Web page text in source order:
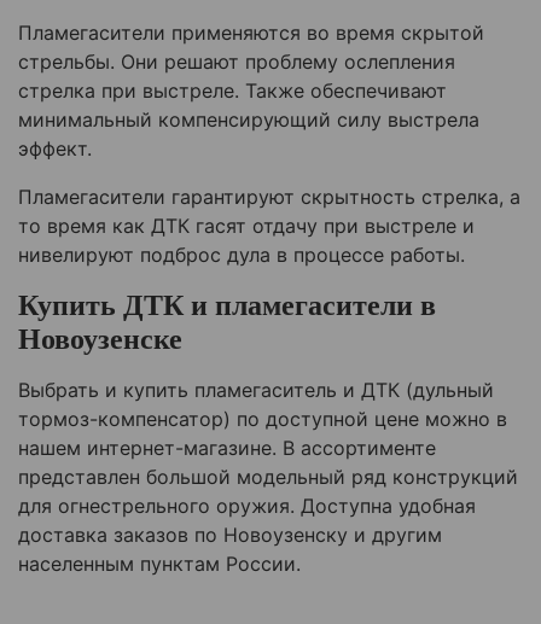
Пламегасители применяются во время скрытой
стрельбы. Они решают проблему ослепления
стрелка при выстреле. Также обеспечивают
минимальный компенсирующий силу выстрела
эффект.
Пламегасители гарантируют скрытность стрелка, а
то время как ДТК гасят отдачу при выстреле и
нивелируют подброс дула в процессе работы.
Купить ДТК и пламегасители в
Новоузенске
Выбрать и купить пламегаситель и ДТК (дульный
тормоз-компенсатор) по доступной цене можно в
нашем интернет-магазине. В ассортименте
представлен большой модельный ряд конструкций
для огнестрельного оружия. Доступна удобная
доставка заказов по Новоузенску и другим
населенным пунктам России.